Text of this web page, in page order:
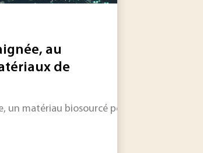
au
de
un matériau biosourcé performant et